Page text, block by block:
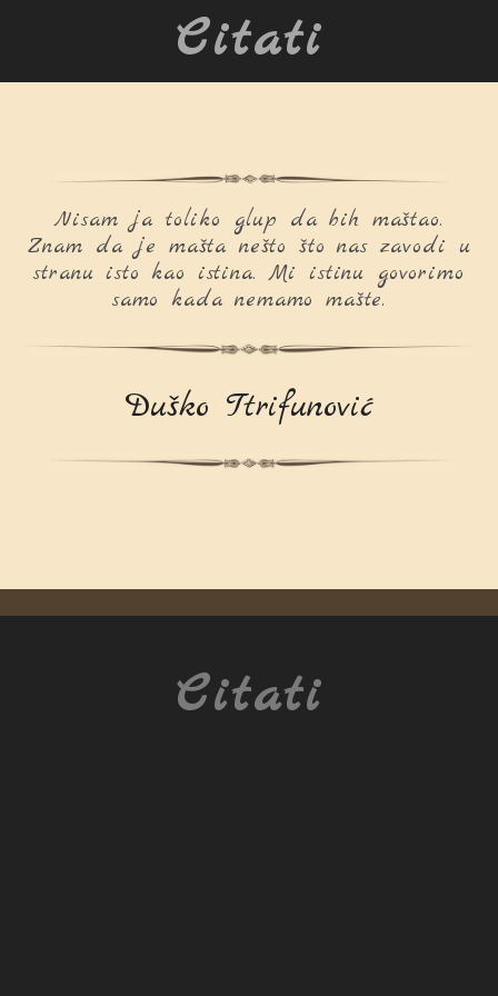
Citati
Nisam ja toliko glup da bih maštao.
Znam da je mašta nešto što nas zavodi u
stranu isto kao istina. Mi istinu govorimo
samo kada nemamo mašte.
Duško Ttrifunović
Citati